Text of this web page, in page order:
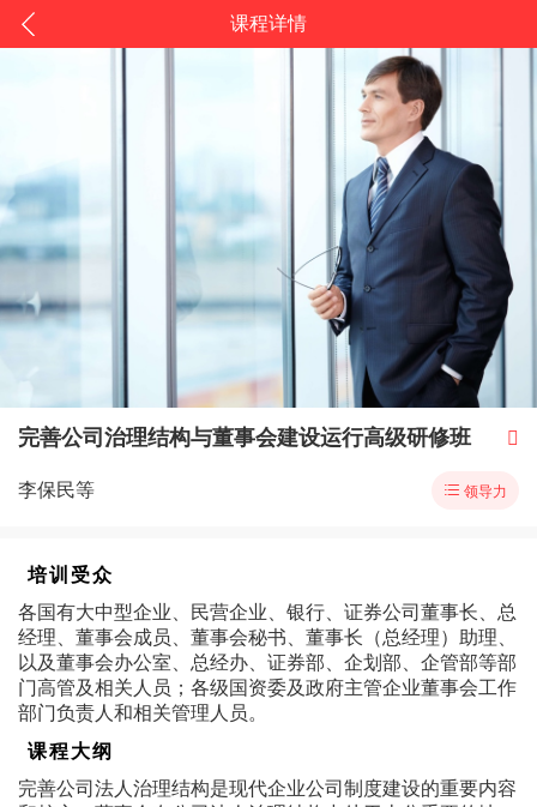
课程详情
完善公司治理结构与董事会建设运行高级研修班 
李保民等  领导力
培训受众
各国有大中型企业、民营企业、银行、证券公司董事长、总
经理、董事会成员、董事会秘书、董事长（总经理）助理、
以及董事会办公室、总经办、证券部、企划部、企管部等部
门高管及相关人员；各级国资委及政府主管企业董事会工作
部门负责人和相关管理人员。
课程大纲
完善公司法人治理结构是现代企业公司制度建设的重要内容